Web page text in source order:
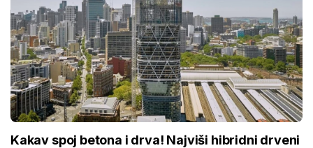
Kakav spoj betona i drva! Najviši hibridni drveni